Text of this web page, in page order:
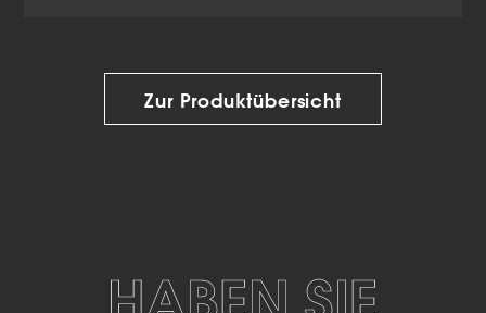
Zur Produktübersicht